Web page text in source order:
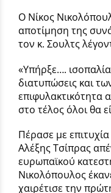
Ο Νίκος
αποτίμηση της
τον κ. Σουλτς
«Υπήρξε….
διατυπώσεις και
επιφυλακτικότητα
στο τέλος όλοι θα
Πέρασε με
Αλέξης Τσίπρας
ευρωπαϊκού
Νικολόπουλος
χαιρέτισε την